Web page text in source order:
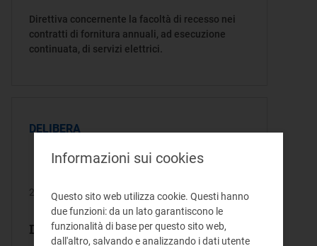
Direttiva concernente la facoltà di recesso nei
contratti di fornitura annuali, ad esecuzione
continuata, di servizi elettrici.
DELIBERA
20/10/1999
Delibera/Provvedimento 157/99
Informazioni sui cookies
Questo sito web utilizza cookie. Questi hanno
due funzioni: da un lato garantiscono le
funzionalità di base per questo sito web,
dall'altro, salvando e analizzando i dati utente